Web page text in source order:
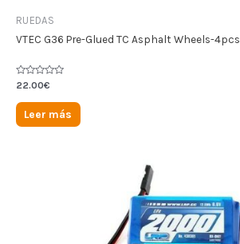
RUEDAS
VTEC G36 Pre-Glued TC Asphalt Wheels-4pcs
Valorado
0
de
22.00€
Leer más